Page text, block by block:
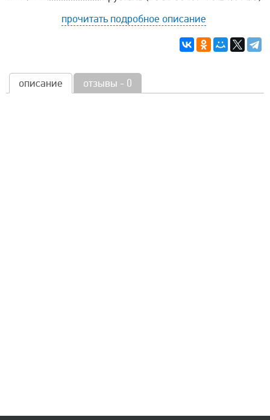
прочитать подробное описание
описание отзывы - 0